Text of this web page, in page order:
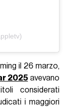
il 26 marzo,
2025avevano
considerati
i maggiori